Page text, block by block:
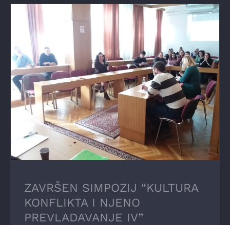
ZAVRŠEN SIMPOZIJ “KULTURA KONFLIKTA I
NJENO PREVLADAVANJE IV”
ZAVRŠEN SIMPOZIJ “KULTURA
KONFLIKTA I NJENO
PREVLADAVANJE IV”